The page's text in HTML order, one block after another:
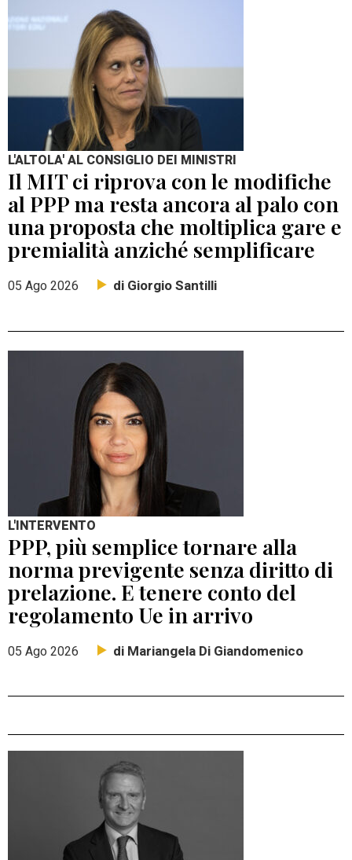
L'ALTOLA' AL CONSIGLIO DEI MINISTRI
Il MIT ci riprova con le modifiche
al PPP ma resta ancora al palo con
una proposta che moltiplica gare e
premialità anziché semplificare
05 Ago 2026 di Giorgio Santilli
L'INTERVENTO
PPP, più semplice tornare alla
norma previgente senza diritto di
prelazione. E tenere conto del
regolamento Ue in arrivo
05 Ago 2026 di Mariangela Di Giandomenico